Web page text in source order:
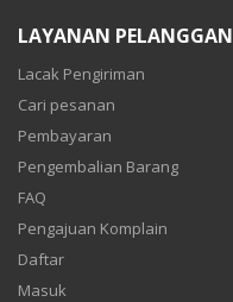
LAYANAN PELANGGAN
Lacak Pengiriman
Cari pesanan
Pembayaran
Pengembalian Barang
FAQ
Pengajuan Komplain
Daftar
Masuk